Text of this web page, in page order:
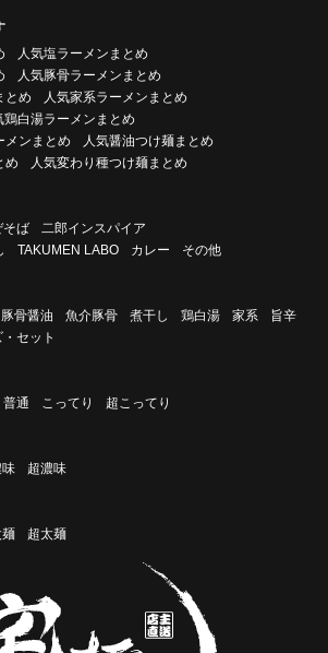
人気塩ラーメンまとめ
人気豚骨ラーメンまとめ
とめ
人気家系ラーメンまとめ
鶏白湯ラーメンまとめ
メンまとめ
人気醤油つけ麺まとめ
め
人気変わり種つけ麺まとめ
そば
二郎インスパイア
TAKUMEN LABO カレー その他
豚骨醤油 魚介豚骨 煮干し 鶏白湯 家系
旨辛
セット
普通 こってり 超こってり
超濃味
超太麺